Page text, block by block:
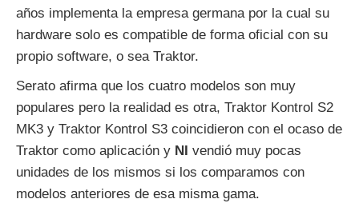
años implementa la empresa germana por la cual su
hardware solo es compatible de forma oficial con su
propio software, o sea Traktor.
Serato afirma que los cuatro modelos son muy
populares pero la realidad es otra, Traktor Kontrol S2
MK3 y Traktor Kontrol S3 coincidieron con el ocaso de
Traktor como aplicación y NI vendió muy pocas
unidades de los mismos si los comparamos con
modelos anteriores de esa misma gama.